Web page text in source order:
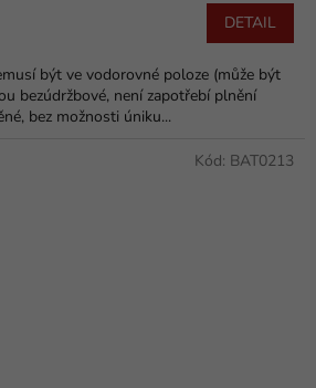
DETAIL
být ve vodorovné poloze (může být
bezúdržbové, není zapotřebí plnění
bez možnosti úniku...
Kód: BAT0213